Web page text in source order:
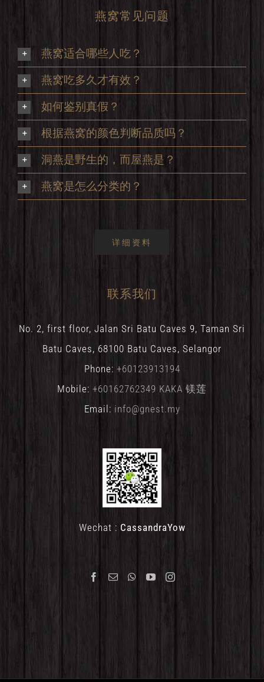
燕窝常见问题
燕窝适合哪些人吃？
燕窝吃多久才有效？
如何鉴别真假？
根据燕窝的颜色判断品质吗？
洞燕是野生的，而屋燕是？
燕窝是怎么分类的？
详细资料
联系我们
No. 2, first floor, Jalan Sri Batu Caves 9, Taman Sri
Batu Caves, 68100 Batu Caves, Selangor
Phone: +60123913194
Mobile: +60162762349 KAKA 镁莲
Email: info@gnest.my
Wechat : CassandraYow